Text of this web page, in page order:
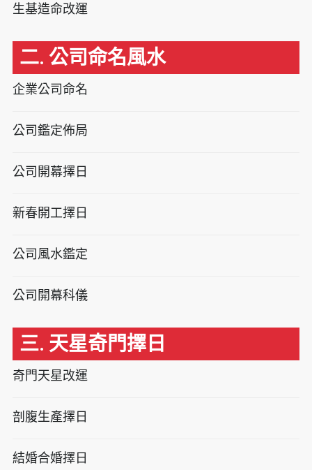
生基造命改運
二. 公司命名風水
企業公司命名
公司鑑定佈局
公司開幕擇日
新春開工擇日
公司風水鑑定
公司開幕科儀
三. 天星奇門擇日
奇門天星改運
剖腹生產擇日
結婚合婚擇日